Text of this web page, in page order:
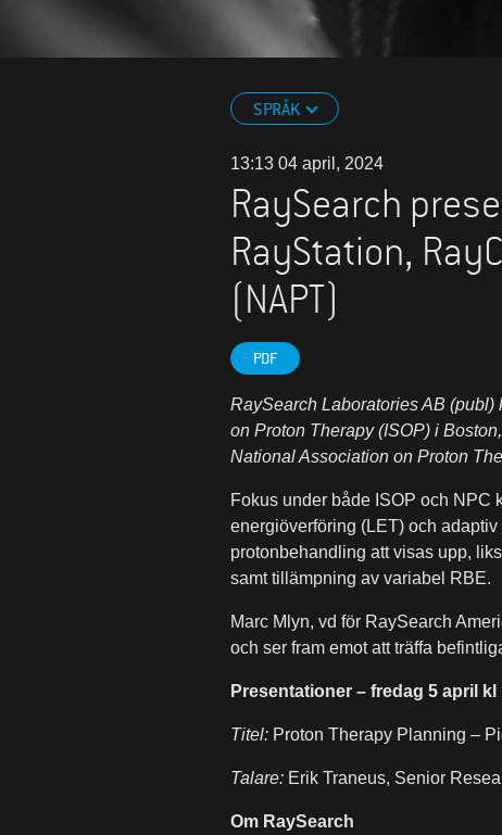
SPRÅK
13:13 04 april, 2024
RaySearch
RayStation,
(NAPT)
PDF
RaySearch Laboratories AB
on Proton Therapy (ISOP) i
National Association on Proton
Fokus under både ISOP och NPC
energiöverföring (LET) och
protonbehandling att visas upp,
samt tillämpning av variabel RBE.
Marc Mlyn, vd för RaySearch
och ser fram emot att träffa
Presentationer – fredag 5 april
Titel: Proton Therapy Planning –
Talare: Erik Traneus, Senior
Om RaySearch